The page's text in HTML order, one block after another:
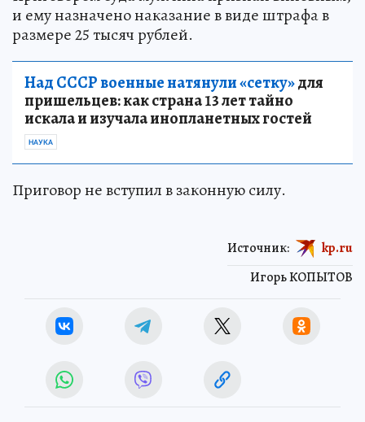
и ему назначено наказание в виде штрафа в
размере 25 тысяч рублей.
Над СССР военные натянули «сетку»для
пришельцев: как страна 13 лет тайно
искала и изучала инопланетных гостей
НАУКА
Приговор не вступил в законную силу.
Игорь КОПЫТОВ
Источник: kp.ru